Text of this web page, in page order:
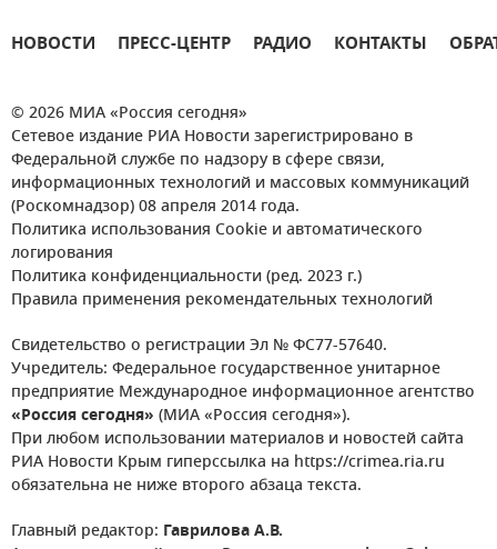
НОВОСТИ ПРЕСС-ЦЕНТР РАДИО КОНТАКТЫ
© 2026 МИА «Россия сегодня»
Сетевое издание РИА Новости зарегистрировано в
Федеральной службе по надзору в сфере связи,
информационных технологий и массовых коммуникаций
(Роскомнадзор) 08 апреля 2014 года.
Политика использования Cookie и автоматического
логирования
Политика конфиденциальности (ред. 2023 г.)
Правила применения рекомендательных технологий
Свидетельство о регистрации Эл № ФС77-57640.
Учредитель: Федеральное государственное унитарное
предприятие Международное информационное агентство
«Россия сегодня» (МИА «Россия сегодня»).
При любом использовании материалов и новостей сайта
РИА Новости Крым гиперссылка на https://crimea.ria.ru
обязательна не ниже второго абзаца текста.
Главный редактор: Гаврилова А.В.